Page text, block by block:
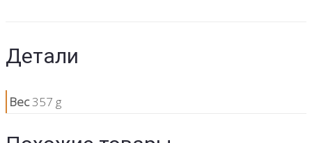
Детали
Вес357 g